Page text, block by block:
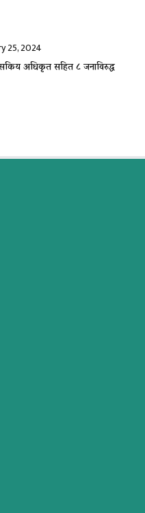
25, 2024
अधिकृत सहित ८ जनाविरुद्ध